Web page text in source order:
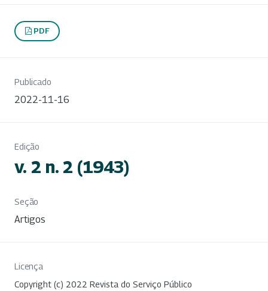
PDF
Publicado
2022-11-16
Edição
v. 2 n. 2 (1943)
Seção
Artigos
Licença
Copyright (c) 2022 Revista do Serviço Público